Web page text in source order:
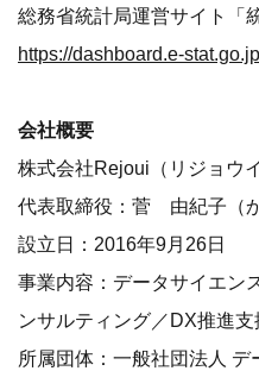
総務省統計局運営サイト「
https://dashboard.e-
会社概要
株式会社Rejoui（リジョウ
代表取締役：菅 由紀子（か
設立日：2016年9月26日
事業内容：データサイエン
ンサルティング／DX推進支
所属団体：一般社団法人 デ